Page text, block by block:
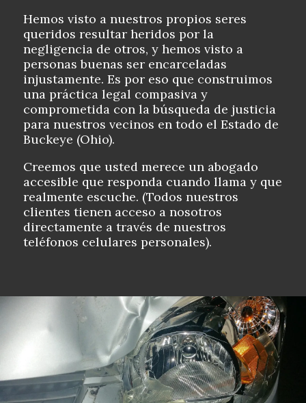
Hemos visto a nuestros propios seres
queridos resultar heridos por la
negligencia de otros, y hemos visto a
personas buenas ser encarceladas
injustamente. Es por eso que construimos
una práctica legal compasiva y
comprometida con la búsqueda de justicia
para nuestros vecinos en todo el Estado de
Buckeye (Ohio).
Creemos que usted merece un abogado
accesible que responda cuando llama y que
realmente escuche. (Todos nuestros
clientes tienen acceso a nosotros
directamente a través de nuestros
teléfonos celulares personales).